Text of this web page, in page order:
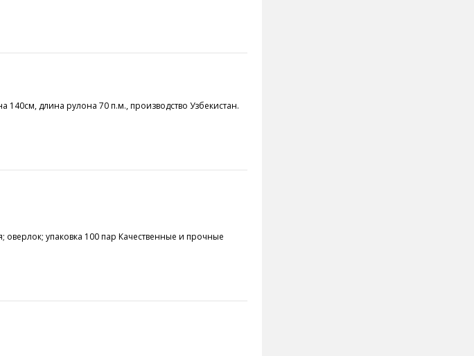
длина рулона 70 п.м., производство Узбекистан.
оверлок; упаковка 100 пар Качественные и прочные